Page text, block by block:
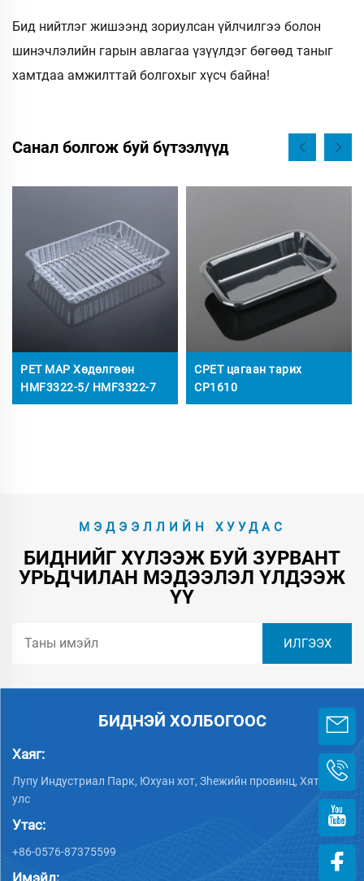
Бид нийтлэг жишээнд зориулсан үйлчилгээ болон
шинэчлэлийн гарын авлагаа үзүүлдэг бөгөөд таныг
хамтдаа амжилттай болгохыг хүсч байна!
Санал болгож буй бүтээлүүд
PET MAP Хөдөлгөөн
HMF3322-5/ HMF3322-7
CPET цагаан тарих
CP1610
МЭДЭЭЛЛИЙН ХУУДАС
БИДНИЙГ ХҮЛЭЭЖ БУЙ ЗУРВАНТ
УРЬДЧИЛАН МЭДЭЭЛЭЛ ҮЛДЭЭЖ
ҮҮ
БИДНЭЙ ХОЛБОГООС
Хаяг:
Лупу Индустриал Парк, Юхуан хот, Зheжийн провинц, Хятад
улс
Утас:
+86-0576-87375599